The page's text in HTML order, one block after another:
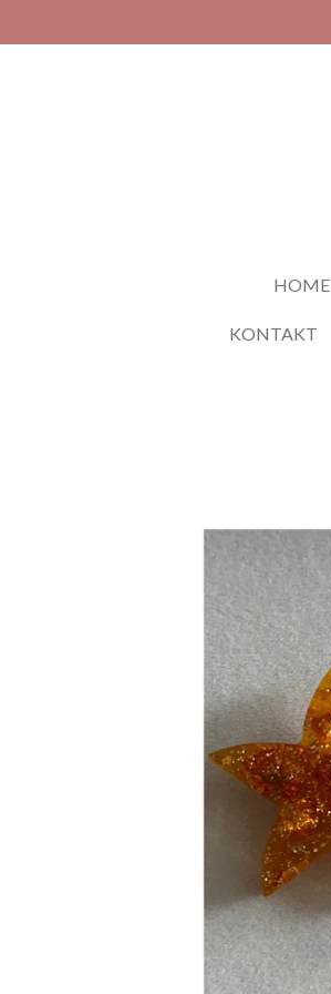
Hauptinhalt
HOME
KONTAKT